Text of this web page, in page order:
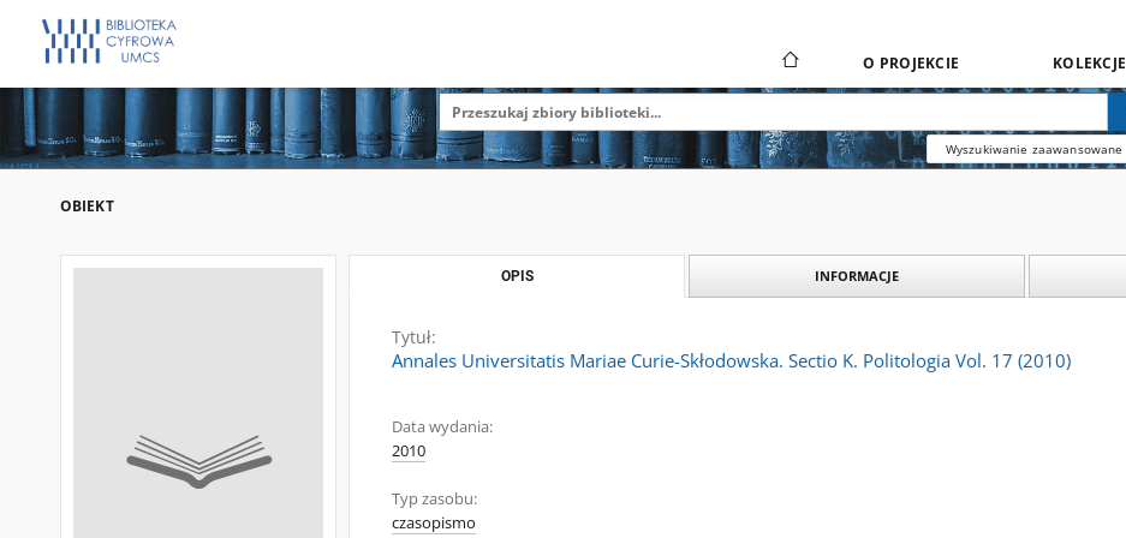
O PROJEKCIE KOLEKCJE
Wyszukiwanie zaawansowane
OBIEKT
OPIS INFORMACJE
Tytuł:
Annales Universitatis Mariae Curie-Skłodowska. Sectio K. Politologia Vol. 17 (2010)
Data wydania:
2010
Typ zasobu:
czasopismo